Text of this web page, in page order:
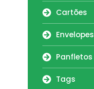
Cartões
Envelopes
Panfletos
Tags